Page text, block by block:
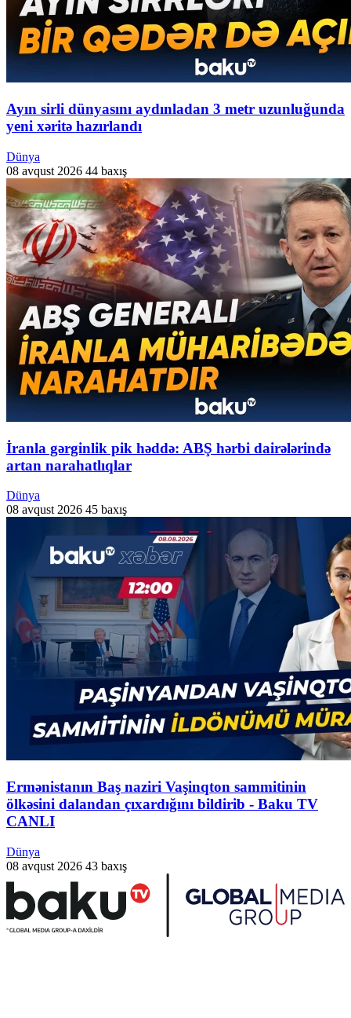
Ayın sirli dünyasını aydınladan 3 metr uzunluğunda
yeni xəritə hazırlandı
Dünya
08 avqust 2026 44 baxış
İranla gərginlik pik həddə: ABŞ hərbi dairələrində
artan narahatlıqlar
Dünya
08 avqust 2026 45 baxış
Ermənistanın Baş naziri Vaşinqton sammitinin
ölkəsini dalandan çıxardığını bildirib - Baku TV
CANLI
Dünya
08 avqust 2026 43 baxış